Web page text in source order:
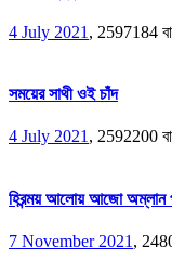
4 July 2021 , 2597184
সময়ের সাথী ওই চাঁদ
4 July 2021, 2592200
হিরন্ময় আলোয় আজো
7 November 2021 ,